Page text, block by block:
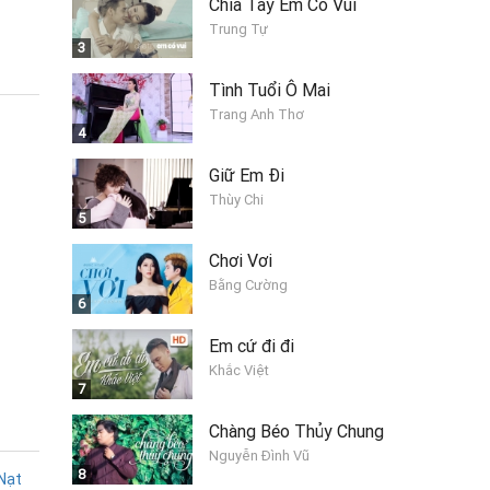
3
Chia Tay Em Có Vui
Trung Tự
4
Tình Tuổi Ô Mai
Trang Anh Thơ
5
Giữ Em Đi
Thùy Chi
6
Chơi Vơi
Bằng Cường
7
Em cứ đi đi
Khắc Việt
8
Chàng Béo Thủy Chung
Nguyễn Đình Vũ